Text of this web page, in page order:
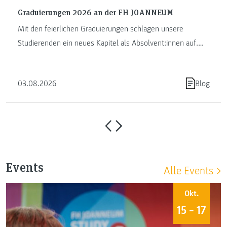
Graduierungen 2026 an der FH JOANNEUM
Mit den feierlichen Graduierungen schlagen unsere
Studierenden ein neues Kapitel als Absolvent:innen auf.
03.08.2026 Blog
Events Alle Events
Okt.
15 – 17